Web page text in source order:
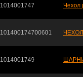
1014001747 Чехол
101400174700601
1014001749